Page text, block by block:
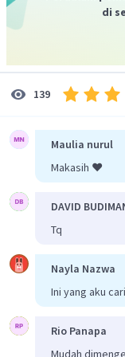
seperti
tentunya
Berdasarkan
adalah D.
menyebabkan
dan rekreasi.
di
139
Maulia nurul
Makasih ❤️
DAVID
Tq
Nayla Nazwa
Ini yang aku
Rio Panapa
Mudah